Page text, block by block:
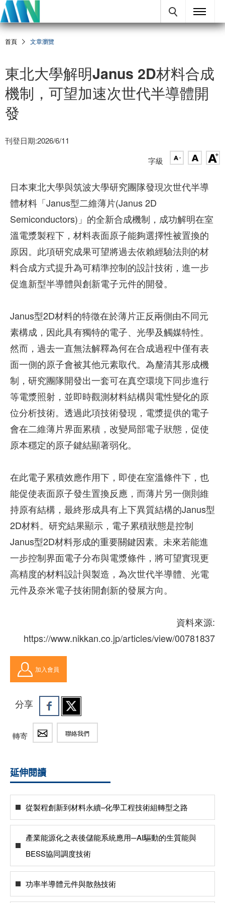
首頁 文章瀏覽
東北大學解明Janus 2D材料合成
機制，可望加速次世代半導體開
發
刊登日期:2026/6/11
字級
日本東北大學與筑波大學研究團隊發現次世代半導
體材料「Janus型二維薄片(Janus 2D
Semiconductors)」的全新合成機制，成功解明在室
溫電漿製程下，材料表面原子能夠選擇性被置換的
原因。此項研究成果可望將過去依賴經驗法則的材
料合成方式提升為可精準控制的設計技術，進一步
促進新型半導體與創新電子元件的開發。
Janus型2D材料的特徵在於薄片正反兩側由不同元
素構成，因此具有獨特的電子、光學及觸媒特性。
然而，過去一直無法解釋為何在合成過程中僅有表
面一側的原子會被其他元素取代。為釐清其形成機
制，研究團隊開發出一套可在真空環境下同步進行
等電漿照射，並即時觀測材料結構與電性變化的原
位分析技術。透過此項技術發現，電漿提供的電子
會在二維薄片界面累積，改變局部電子狀態，促使
原本穩定的原子鍵結顯著弱化。
在此電子累積效應作用下，即使在室溫條件下，也
能促使表面原子發生置換反應，而薄片另一側則維
持原有結構，最終形成具有上下異質結構的Janus型
2D材料。研究結果顯示，電子累積狀態是控制
Janus型2D材料形成的重要關鍵因素。未來若能進
一步控制界面電子分布與電漿條件，將可望實現更
高精度的材料設計與製造，為次世代半導體、光電
元件及奈米電子技術開創新的發展方向。
資料來源:
https://www.nikkan.co.jp/articles/view/00781837
加入會員
分享
轉寄 聯絡我們
延伸閱讀
從製程創新到材料永續–化學工程技術組轉型之路
產業能源化之表後儲能系統應用─AI驅動的生質能與
BESS協同調度技術
功率半導體元件與散熱技術